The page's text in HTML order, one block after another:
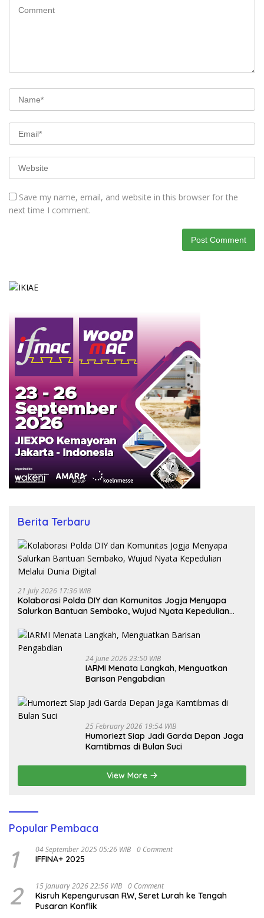
Save my name, email, and website in this browser for the
next time I comment.
Berita Terbaru
21 July 2026 17:36 WIB
Kolaborasi Polda DIY dan Komunitas Jogja Menyapa
Salurkan Bantuan Sembako, Wujud Nyata Kepedulian
24 June 2026 23:50 WIB
IARMI Menata Langkah, Menguatkan
Barisan Pengabdian
25 February 2026 19:54 WIB
Humoriezt Siap Jadi Garda Depan Jaga
Kamtibmas di Bulan Suci
View More
Popular Pembaca
1 04 September 2025 05:26 WIB 0 Comment
IFFINA+ 2025
2 15 January 2026 22:56 WIB 0 Comment
Kisruh Kepengurusan RW, Seret Lurah ke Tengah
Pusaran Konflik